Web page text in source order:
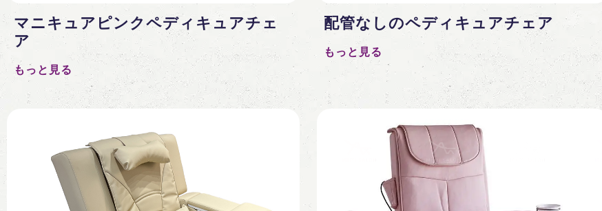
マニキュアピンクペディキュアチェ
ア
もっと見る
配管なしのペディキュアチェア
もっと見る